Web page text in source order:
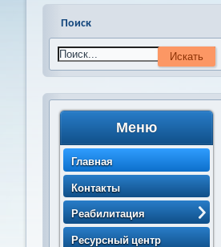
Поиск
Меню
Главная
Контакты
Реабилитация
> Порядок направления
Ресурсный центр